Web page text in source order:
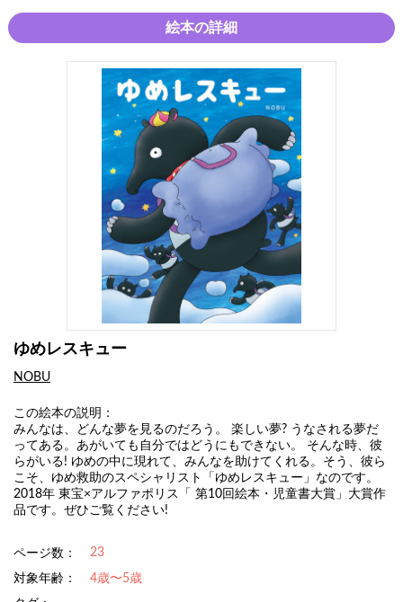
絵本の詳細
ゆめレスキュー
NOBU
この絵本の説明：
みんなは、どんな夢を見るのだろう。 楽しい夢? うなされる夢だ
ってある。あがいても自分ではどうにもできない。 そんな時、彼
らがいる! ゆめの中に現れて、みんなを助けてくれる。そう、彼ら
こそ、ゆめ救助のスペシャリスト「ゆめレスキュー」なのです。
2018年 東宝×アルファポリス「 第10回絵本・児童書大賞」大賞作
品です。ぜひご覧ください!
ページ数： 23
対象年齢：
4歳〜5歳